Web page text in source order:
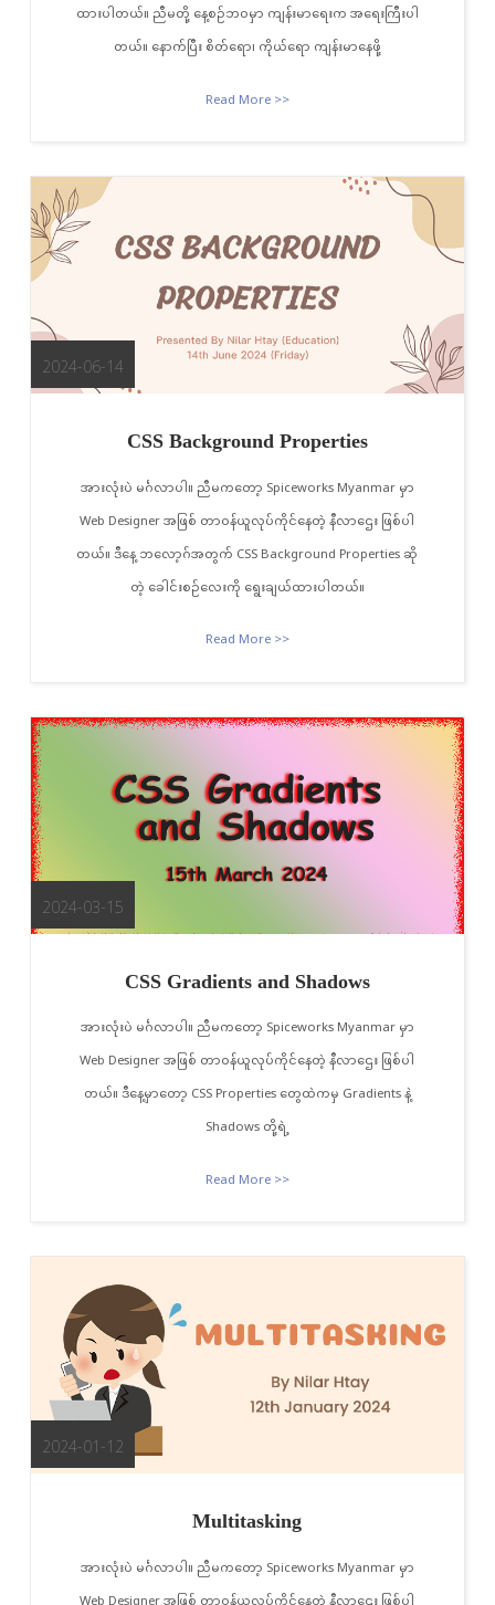
ထားပါတယ်။ ညီမတို့ နေ့စဉ်ဘဝမှာ ကျန်းမာရေးက အရေးကြီးပါ
တယ်။ နောက်ပြီး စိတ်ရော၊ ကိုယ်ရော ကျန်းမာနေဖို့
Read More >>
2024-06-14
CSS Background Properties
အားလုံးပဲ မင်္ဂလာပါ။ ညီမကတော့ Spiceworks Myanmar မှာ
Web Designer အဖြစ် တာဝန်ယူလုပ်ကိုင်နေတဲ့ နီလာဌေး ဖြစ်ပါ
တယ်။ ဒီနေ့ ဘလော့ဂ်အတွက် CSS Background Properties ဆို
တဲ့ ခေါင်းစဉ်လေးကို ရွေးချယ်ထားပါတယ်။
Read More >>
2024-03-15
CSS Gradients and Shadows
အားလုံးပဲ မင်္ဂလာပါ။ ညီမကတော့ Spiceworks Myanmar မှာ
Web Designer အဖြစ် တာဝန်ယူလုပ်ကိုင်နေတဲ့ နီလာဌေး ဖြစ်ပါ
တယ်။ ဒီနေ့မှာတော့ CSS Properties တွေထဲကမှ Gradients နဲ့
Shadows တို့ရဲ့
Read More >>
2024-01-12
Multitasking
အားလုံးပဲ မင်္ဂလာပါ။ ညီမကတော့ Spiceworks Myanmar မှာ